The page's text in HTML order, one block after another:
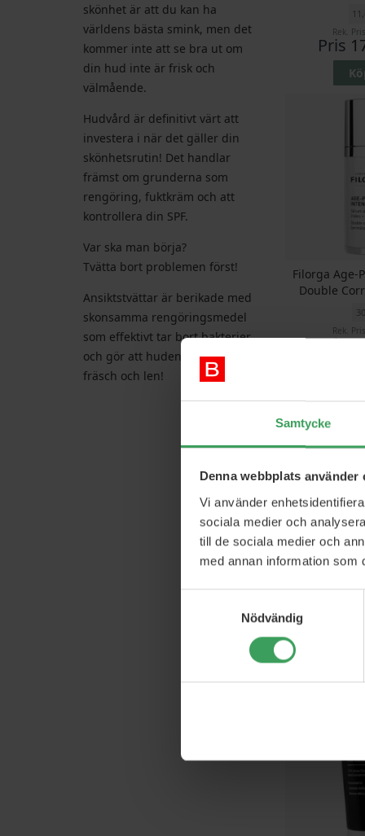
Samtycke
Denna webbplats använder
Vi använder
sociala medier och
till de sociala medier och
med annan information som
Nödvändig
Rek. Pris
Pris
Filorga Age-
Double
Rek. Pris
Pris
skönhet är att du kan ha
världens bästa smink, men det
kommer inte att se bra ut om
din hud inte är frisk och
välmående.
Hudvård är definitivt värt att
investera i när det gäller din
skönhetsrutin! Det handlar
främst om grunderna som
rengöring, fuktkräm och att
kontrollera din SPF.
Var ska man börja?
Tvätta bort problemen först!
Ansiktstvättar är berikade med
skonsamma rengöringsmedel
som effektivt tar bort bakterier
och gör att huden känns ren,
fräsch och len!